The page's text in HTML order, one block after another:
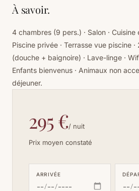
À savoir.
4 chambres (9 pers.) · Salon · Cuisine
Piscine privée · Terrasse vue piscine
(douche + baignoire) · Lave-linge ·
Enfants bienvenus · Animaux non
déjeuner.
295 €/ nuit
Prix moyen constaté
ARRIVÉE